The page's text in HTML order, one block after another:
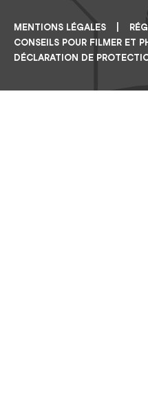
MENTIONS LÉGALES
CONSEILS POUR FILMER ET
DÉCLARATION DE